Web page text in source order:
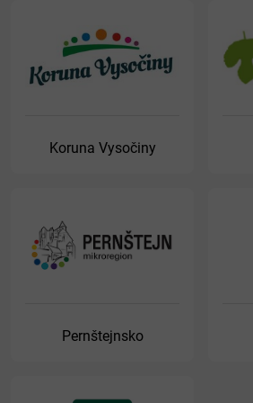
Koruna Vysočiny
Pernštejnsko